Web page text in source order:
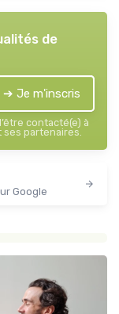
de
➔ Je m'inscris
contacté(e) à
ses partenaires.
Google